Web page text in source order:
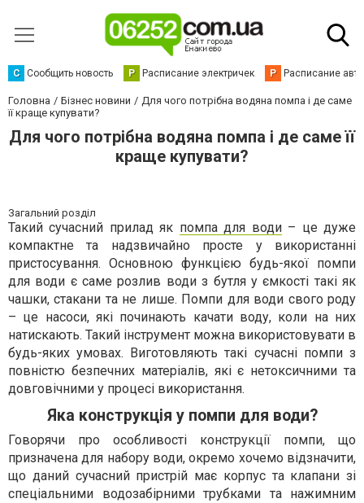
С Сообщить новость Р Расписание электричек Р Расписание
Головна Бізнес новини
Для чого потрібна водяна помпа і де саме
її краще купувати?
Для чого потрібна водяна помпа і де саме її
краще купувати?
Загальний розділ
Такий сучасний прилад як помпа для води– це дуже
компактне та надзвичайно просте у використанні
пристосування. Основною функцією будь-якої помпи
для води є саме розлив води з бутля у ємкості такі як
чашки, стакани та не лише. Помпи для води свого роду
– це насоси, які починають качати воду, коли на них
натискають. Такий інструмент можна використовувати в
будь-яких умовах. Виготовляють такі сучасні помпи з
повністю безпечних матеріалів, які є нетоксичними та
довговічними у процесі використання.
Яка конструкція у помпи для води?
Говорячи про особливості конструкції помпи, що
призначена для набору води, окремо хочемо відзначити,
що даний сучасний пристрій має корпус та клапани зі
спеціальними водозабірними трубками та нажимним